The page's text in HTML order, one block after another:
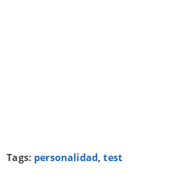
Tags: personalidad,test